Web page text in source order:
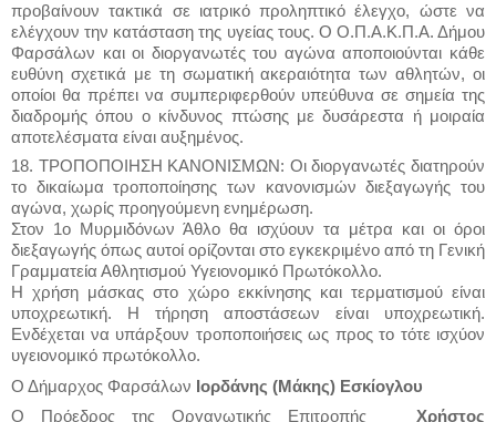
προβαίνουν τακτικά σε ιατρικό προληπτικό έλεγχο, ώστε να
ελέγχουν την κατάσταση της υγείας τους. Ο Ο.Π.Α.Κ.Π.Α. Δήμου
Φαρσάλων και οι διοργανωτές του αγώνα αποποιούνται κάθε
ευθύνη σχετικά με τη σωματική ακεραιότητα των αθλητών, οι
οποίοι θα πρέπει να συμπεριφερθούν υπεύθυνα σε σημεία της
διαδρομής όπου ο κίνδυνος πτώσης με δυσάρεστα ή μοιραία
αποτελέσματα είναι αυξημένος.
18. ΤΡΟΠΟΠΟΙΗΣΗ ΚΑΝΟΝΙΣΜΩΝ: Οι διοργανωτές διατηρούν
το δικαίωμα τροποποίησης των κανονισμών διεξαγωγής του
αγώνα, χωρίς προηγούμενη ενημέρωση.
Στον 1ο Μυρμιδόνων Άθλο θα ισχύουν τα μέτρα και οι όροι
διεξαγωγής όπως αυτοί ορίζονται στο εγκεκριμένο από τη Γενική
Γραμματεία Αθλητισμού Υγειονομικό Πρωτόκολλο.
Η χρήση μάσκας στο χώρο εκκίνησης και τερματισμού είναι
υποχρεωτική. Η τήρηση αποστάσεων είναι υποχρεωτική.
Ενδέχεται να υπάρξουν τροποποιήσεις ως προς το τότε ισχύον
υγειονομικό πρωτόκολλο.
Ο Δήμαρχος Φαρσάλων Ιορδάνης (Μάκης) Εσκίογλου
Ο Πρόεδρος της Οργανωτικής Επιτροπής Χρήστος